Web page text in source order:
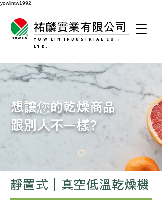
yowlintw1992
祐麟實業有限公司
YOW LIN INDUSTRIAL CO.,
LTD.
想讓您的乾燥商品
跟別人不一樣?
靜置式｜真空低溫乾燥機